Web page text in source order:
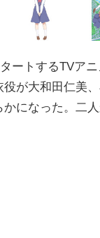
ートするTVア
が大和田仁美
になった。二